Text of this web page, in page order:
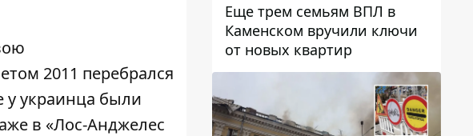
2011 перебрался
у украинца были
в «Лос-Анджелес
Еще трем семьям ВПЛ в
Каменском вручили ключи
от новых квартир